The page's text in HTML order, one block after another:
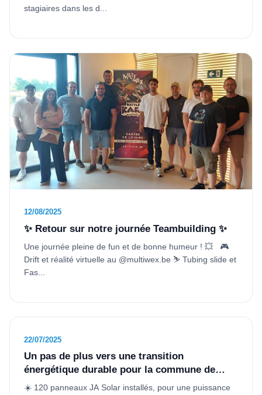
stagiaires dans les d...
12/08/2025
✨ Retour sur notre journée Teambuilding ✨
Une journée pleine de fun et de bonne humeur ! 💥 🎮
Drift et réalité virtuelle au @multiwex.be ⛷️ Tubing slide et
Fas...
22/07/2025
Un pas de plus vers une transition
énergétique durable pour la commune de
Beauraing 💚
☀️ 120 panneaux JA Solar installés, pour une puissance